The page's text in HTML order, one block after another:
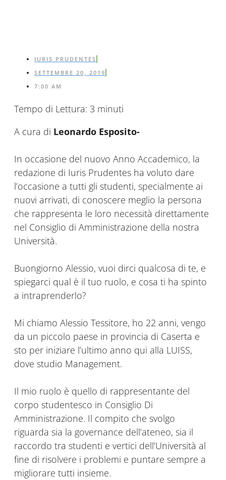
IURIS PRUDENTES
SETTEMBRE 20, 2019
7:00 AM
Tempo di Lettura: 3 minuti
A cura di Leonardo Esposito-
In occasione del nuovo Anno Accademico, la
redazione di Iuris Prudentes ha voluto dare
l’occasione a tutti gli studenti, specialmente ai
nuovi arrivati, di conoscere meglio la persona
che rappresenta le loro necessità direttamente
nel Consiglio di Amministrazione della nostra
Università.
Buongiorno Alessio, vuoi dirci qualcosa di te, e
spiegarci qual è il tuo ruolo, e cosa ti ha spinto
a intraprenderlo?
Mi chiamo Alessio Tessitore, ho 22 anni, vengo
da un piccolo paese in provincia di Caserta e
sto per iniziare l’ultimo anno qui alla LUISS,
dove studio Management.
Il mio ruolo è quello di rappresentante del
corpo studentesco in Consiglio Di
Amministrazione. Il compito che svolgo
riguarda sia la governance dell’ateneo, sia il
raccordo tra studenti e vertici dell’Università al
fine di risolvere i problemi e puntare sempre a
migliorare tutti insieme.